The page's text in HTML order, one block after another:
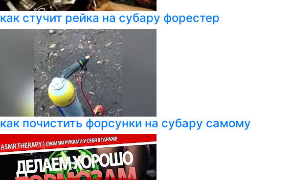
как стучит рейка на субару форестер
как почистить форсунки на субару самому